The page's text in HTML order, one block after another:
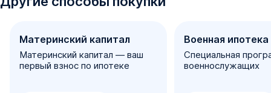
Материнский капитал
Материнский капитал — ваш
первый взнос по ипотеке
Военная ипотека
Специальная
военнослужащих